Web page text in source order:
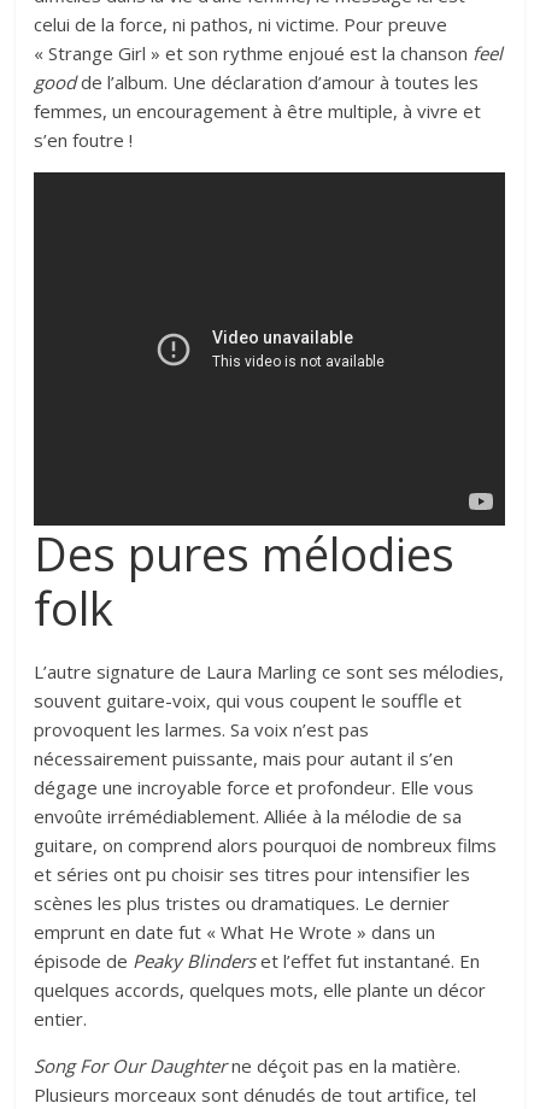
celui de la force, ni pathos, ni victime. Pour preuve
« Strange Girl » et son rythme enjoué est la chanson feel
goodde l’album. Une déclaration d’amour à toutes les
femmes, un encouragement à être multiple, à vivre et
s’en foutre !
Des pures mélodies
folk
L’autre signature de Laura Marling ce sont ses mélodies,
souvent guitare-voix, qui vous coupent le souffle et
provoquent les larmes. Sa voix n’est pas
nécessairement puissante, mais pour autant il s’en
dégage une incroyable force et profondeur. Elle vous
envoûte irrémédiablement. Alliée à la mélodie de sa
guitare, on comprend alors pourquoi de nombreux films
et séries ont pu choisir ses titres pour intensifier les
scènes les plus tristes ou dramatiques. Le dernier
emprunt en date fut « What He Wrote » dans un
épisode de Peaky Blinderset l’effet fut instantané. En
quelques accords, quelques mots, elle plante un décor
entier.
Song For Our Daughterne déçoit pas en la matière.
Plusieurs morceaux sont dénudés de tout artifice, tel